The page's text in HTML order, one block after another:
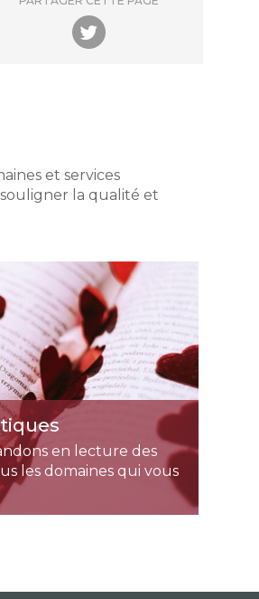
et services
la qualité et
en lecture des
les domaines qui vous